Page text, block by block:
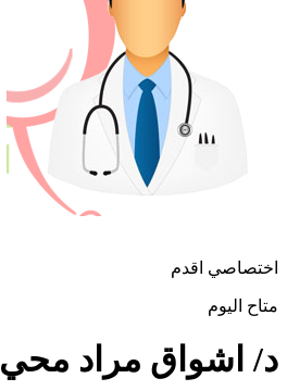
اختصاصي اقدم
متاح اليوم
د/ اشواق مراد محي